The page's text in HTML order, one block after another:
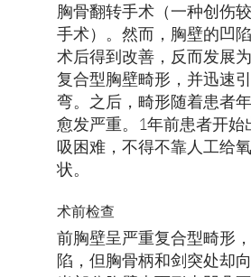
胸骨翻转手术（一种创伤
手术）。然而，胸壁的凹
术后得到改善，反而发展
复合型胸壁畸形，并迅速
弯。之后，畸形随着患者
愈发严重。1年前患者开始
吸困难，不得不靠人工给
状。
术前检查
前胸壁呈严重复合型畸形
陷，但胸骨柄和剑突处却